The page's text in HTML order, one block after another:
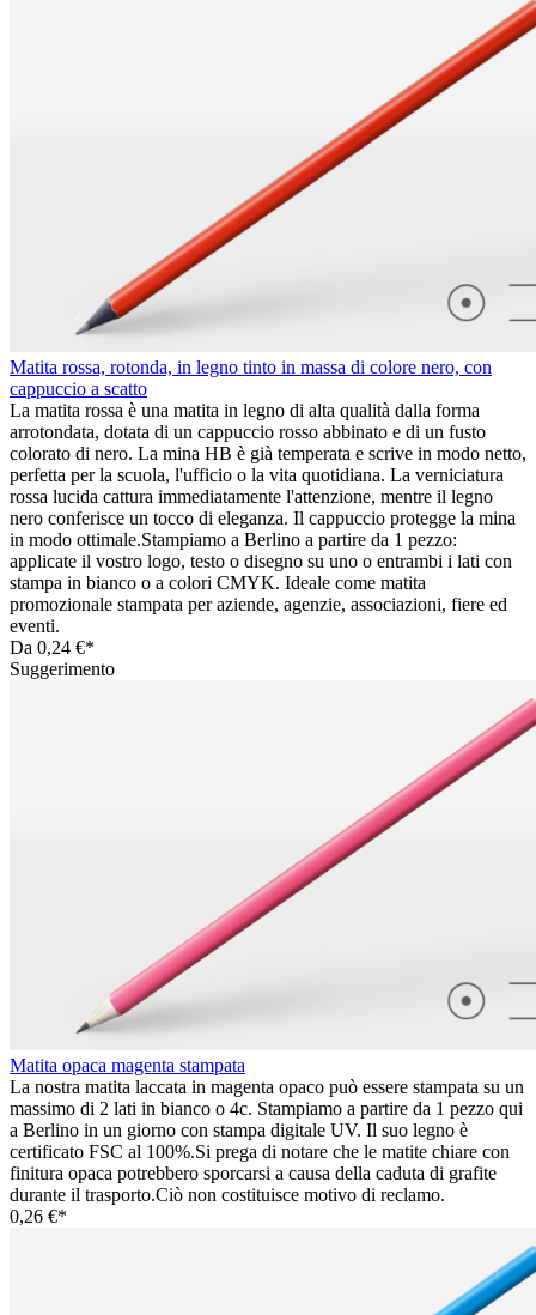
Matita rossa, rotonda, in legno tinto in massa di colore nero, con
cappuccio a scatto
La matita rossa è una matita in legno di alta qualità dalla forma
arrotondata, dotata di un cappuccio rosso abbinato e di un fusto
colorato di nero. La mina HB è già temperata e scrive in modo netto,
perfetta per la scuola, l'ufficio o la vita quotidiana. La verniciatura
rossa lucida cattura immediatamente l'attenzione, mentre il legno
nero conferisce un tocco di eleganza. Il cappuccio protegge la mina
in modo ottimale.Stampiamo a Berlino a partire da 1 pezzo:
applicate il vostro logo, testo o disegno su uno o entrambi i lati con
stampa in bianco o a colori CMYK. Ideale come matita
promozionale stampata per aziende, agenzie, associazioni, fiere ed
eventi.
Da 0,24 €*
Suggerimento
Matita opaca magenta stampata
La nostra matita laccata in magenta opaco può essere stampata su un
massimo di 2 lati in bianco o 4c. Stampiamo a partire da 1 pezzo qui
a Berlino in un giorno con stampa digitale UV. Il suo legno è
certificato FSC al 100%.Si prega di notare che le matite chiare con
finitura opaca potrebbero sporcarsi a causa della caduta di grafite
durante il trasporto.Ciò non costituisce motivo di reclamo.
0,26 €*